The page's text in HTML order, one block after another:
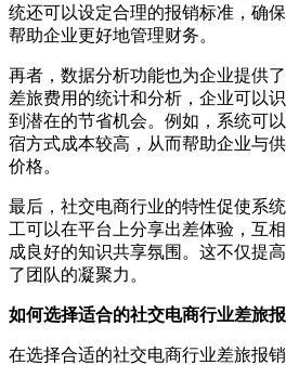
统还可以设定合理的报销标准，确
帮助企业更好地管理财务。
再者，数据分析功能也为企业提供
差旅费用的统计和分析，企业可以
到潜在的节省机会。例如，系统可
宿方式成本较高，从而帮助企业与
价格。
最后，社交电商行业的特性促使系
工可以在平台上分享出差体验，互
成良好的知识共享氛围。这不仅提
了团队的凝聚力。
如何选择适合的社交电商行业差旅
在选择合适的社交电商行业差旅报